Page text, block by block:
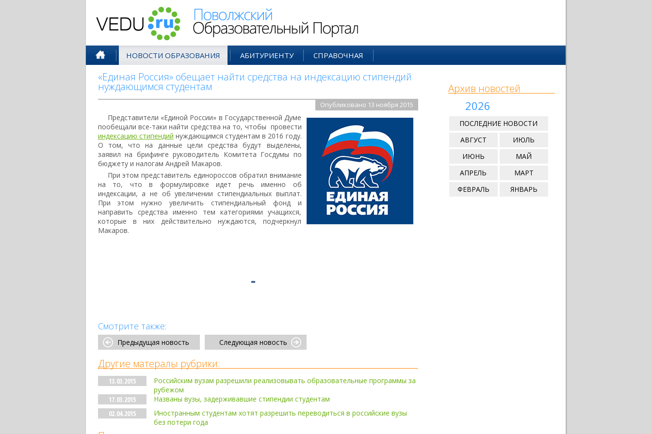
НОВОСТИ ОБРАЗОВАНИЯ АБИТУРИЕНТУ СПРАВОЧНАЯ
«Единая Россия» обещает найти средства на индексацию стипендий
нуждающимся студентам
Опубликовано 13 ноября 2015
Представители «Единой России» в Государственной Думе
пообещали все-таки найти средства на то, чтобы провести
индексацию стипендий нуждающимся студентам в 2016 году.
О том, что на данные цели средства будут выделены,
заявил на брифинге руководитель Комитета Госдумы по
бюджету и налогам Андрей Макаров.
При этом представитель единороссов обратил внимание
на то, что в формулировке идет речь именно об
индексации, а не об увеличении стипендиальных выплат.
При этом нужно увеличить стипендиальный фонд и
направить средства именно тем категориями учащихся,
которые в них действительно нуждаются, подчеркнул
Макаров.
Смотрите также:
Предыдущая новость Следующая новость
Другие матералы рубрики:
13.03.2015
Российским вузам разрешили реализовывать образовательные программы за
рубежом
17.03.2015
Названы вузы, задерживавшие стипендии студентам
02.04.2015
Иностранным студентам хотят разрешить переводиться в российские вузы
без потери года
Архив новостей
2026
ПОСЛЕДНИЕ НОВОСТИ
АВГУСТ
ИЮЛЬ
ИЮНЬ
МАЙ
АПРЕЛЬ
МАРТ
ФЕВРАЛЬ
ЯНВАРЬ